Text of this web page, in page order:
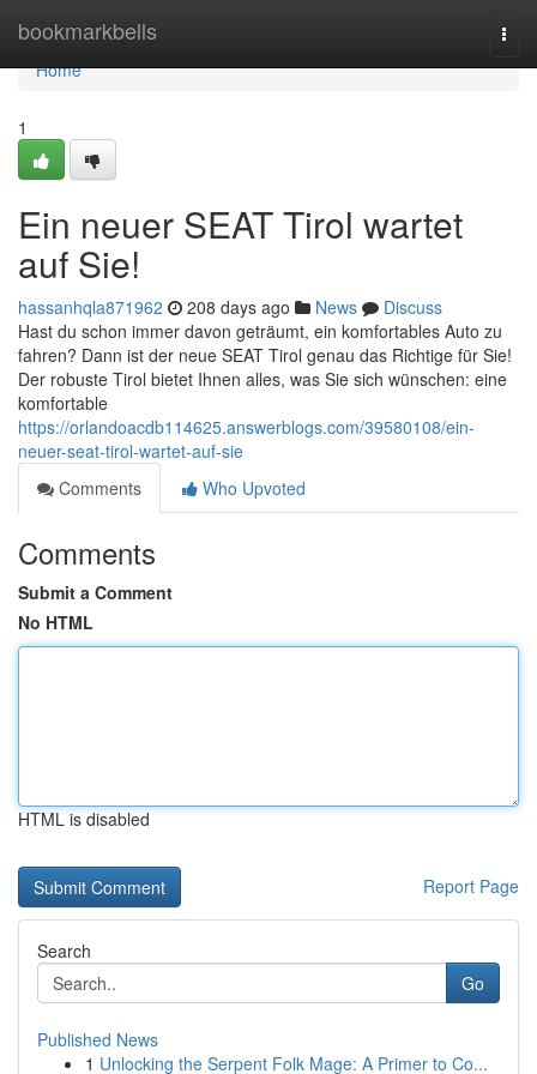
bookmarkbells
Home
Home
1
Ein neuer SEAT Tirol wartet
auf Sie!
hassanhqla871962 208 days ago News
Discuss
Hast du schon immer davon geträumt, ein komfortables Auto zu
fahren? Dann ist der neue SEAT Tirol genau das Richtige für Sie!
Der robuste Tirol bietet Ihnen alles, was Sie sich wünschen: eine
komfortable
https://orlandoacdb114625.answerblogs.com/39580108/ein-
neuer-seat-tirol-wartet-auf-sie
Comments
Who Upvoted
Comments
Submit a Comment
No HTML
HTML is disabled
Report Page
Search
Go
Published News
1 Unlocking the Serpent Folk Mage: A Primer to Co...